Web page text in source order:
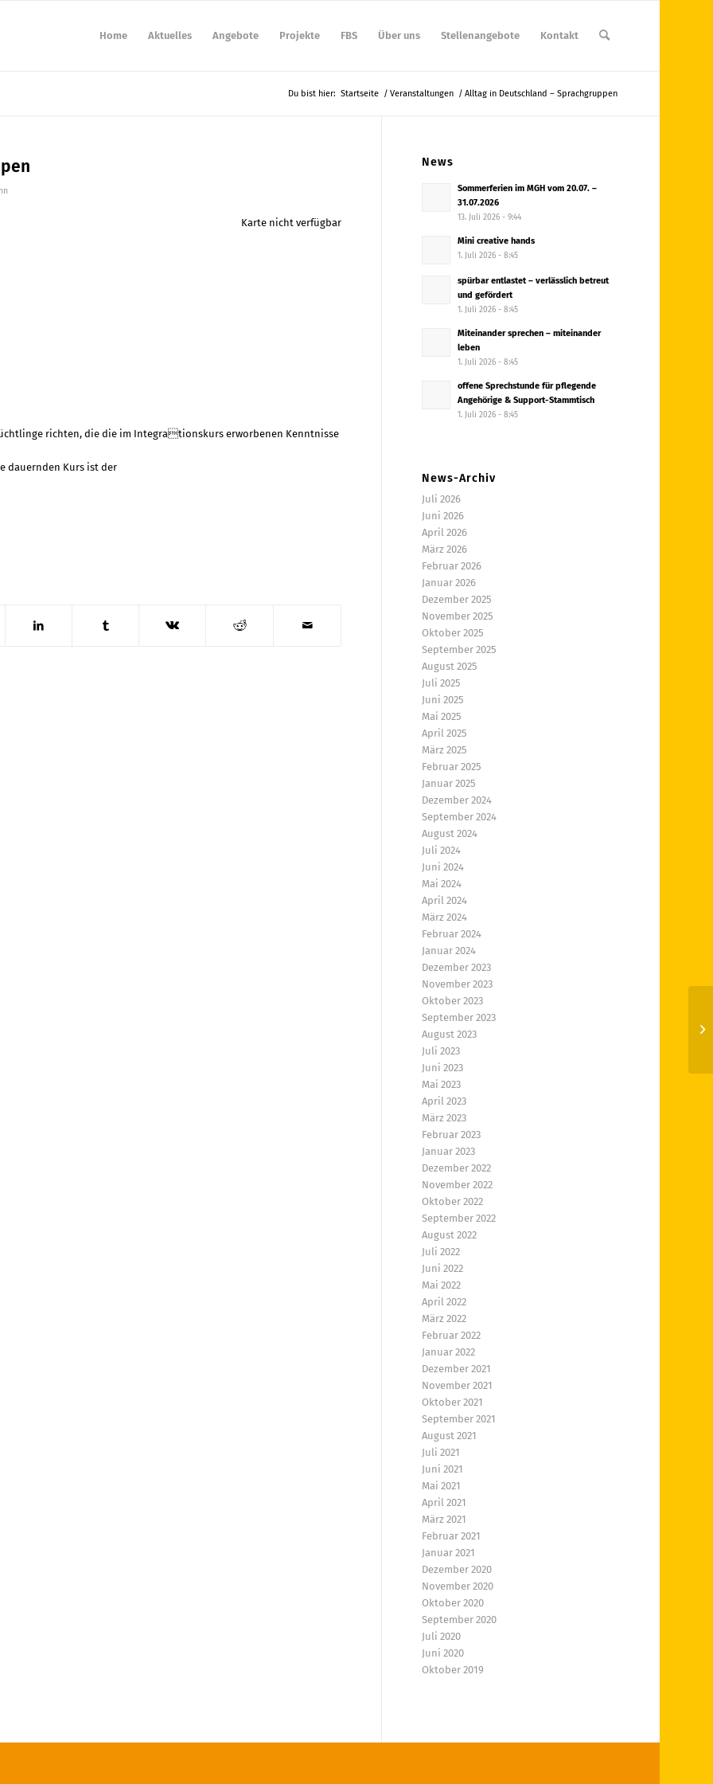
Home Aktuelles Angebote Projekte FBS Über uns Stellenangebote Kontakt
Du bist hier: Startseite / Veranstaltungen / Alltag in Deutschland – Sprachgruppen
Karte nicht verfügbar
richten, die die im Integrationskurs erworbenen Kenntnisse
dauernden Kurs ist der
News
Sommerferien im MGH vom 20.07. –
31.07.2026
13. Juli 2026 - 9:44
Mini creative hands
1. Juli 2026 - 8:45
spürbar entlastet – verlässlich betreut
und gefördert
1. Juli 2026 - 8:45
Miteinander sprechen – miteinander
leben
1. Juli 2026 - 8:45
offene Sprechstunde für pflegende
Angehörige & Support-Stammtisch
1. Juli 2026 - 8:45
News-Archiv
Juli 2026
Juni 2026
April 2026
März 2026
Februar 2026
Januar 2026
Dezember 2025
November 2025
Oktober 2025
September 2025
August 2025
Juli 2025
Juni 2025
Mai 2025
April 2025
März 2025
Februar 2025
Januar 2025
Dezember 2024
September 2024
August 2024
Juli 2024
Juni 2024
Mai 2024
April 2024
März 2024
Februar 2024
Januar 2024
Dezember 2023
November 2023
Oktober 2023
September 2023
August 2023
Juli 2023
Juni 2023
Mai 2023
April 2023
März 2023
Februar 2023
Januar 2023
Dezember 2022
November 2022
Oktober 2022
September 2022
August 2022
Juli 2022
Juni 2022
Mai 2022
April 2022
März 2022
Februar 2022
Januar 2022
Dezember 2021
November 2021
Oktober 2021
September 2021
August 2021
Juli 2021
Juni 2021
Mai 2021
April 2021
März 2021
Februar 2021
Januar 2021
Dezember 2020
November 2020
Oktober 2020
September 2020
Juli 2020
Juni 2020
Oktober 2019